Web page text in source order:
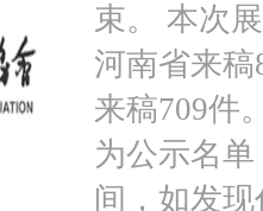
束。 本次
河南省来稿
来稿709件
为公示名
间，如发